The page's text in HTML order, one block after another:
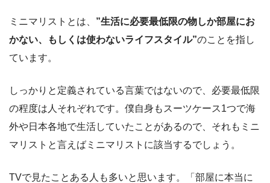
ミニマリストとは、 ”生活に必要最低限の物しか部屋にお
かない、もしくは使わないライフスタイル”のことを指し
ています。
しっかりと定義されている言葉ではないので、必要最低限
の程度は人それぞれです。僕自身もスーツケース1つで海
外や日本各地で生活していたことがあるので、それもミニ
マリストと言えばミニマリストに該当するでしょう。
TVで見たことある人も多いと思います。「部屋に本当に